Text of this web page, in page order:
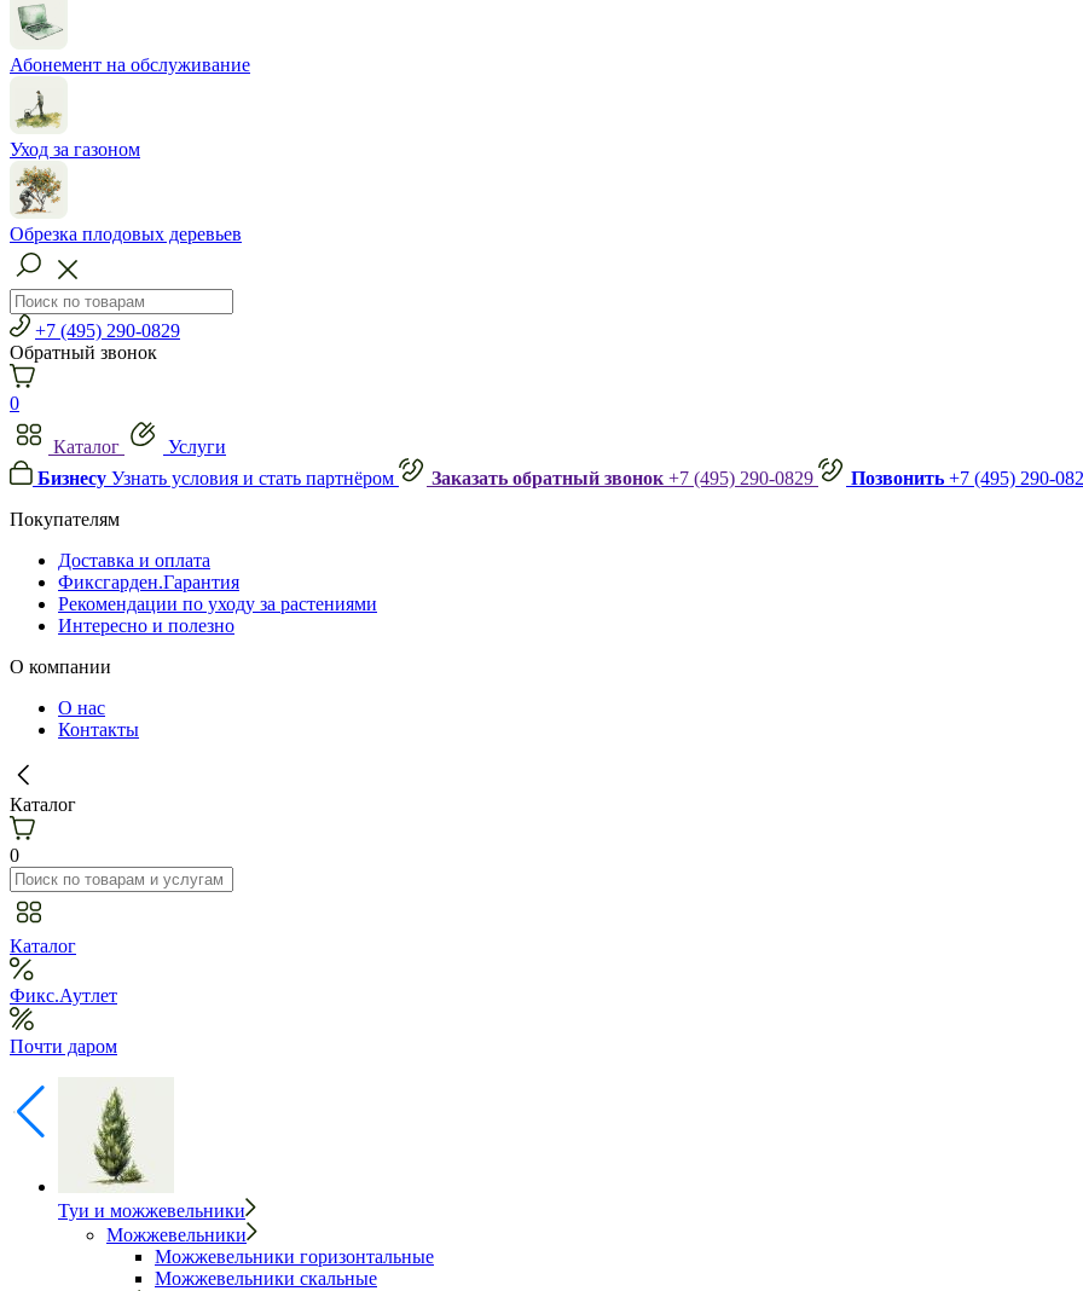
Абонемент на обслуживание
Уход за газоном
Обрезка плодовых деревьев
+7 (495) 290-0829
Обратный звонок
0
Каталог
Услуги
Бизнесу Узнать условия и стать партнёром Заказать обратный звонок +7 (495) 290-0829 Позвонить +7 (495) 290-
Покупателям
Доставка и оплата
Фиксгарден.Гарантия
Рекомендации по уходу за растениями
Интересно и полезно
О компании
О нас
Контакты
Каталог
0
Каталог
Фикс.Аутлет
Почти даром
Туи и можжевельники
Можжевельники
Можжевельники горизонтальные
Можжевельники скальные